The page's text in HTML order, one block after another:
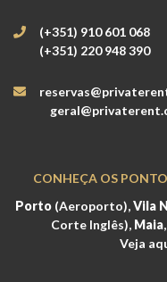
(+351) 910 601 068
(+351) 220 948 390
CONHEÇA OS
Porto (Aeroporto),Vila
Corte Inglês), Maia,
Veja